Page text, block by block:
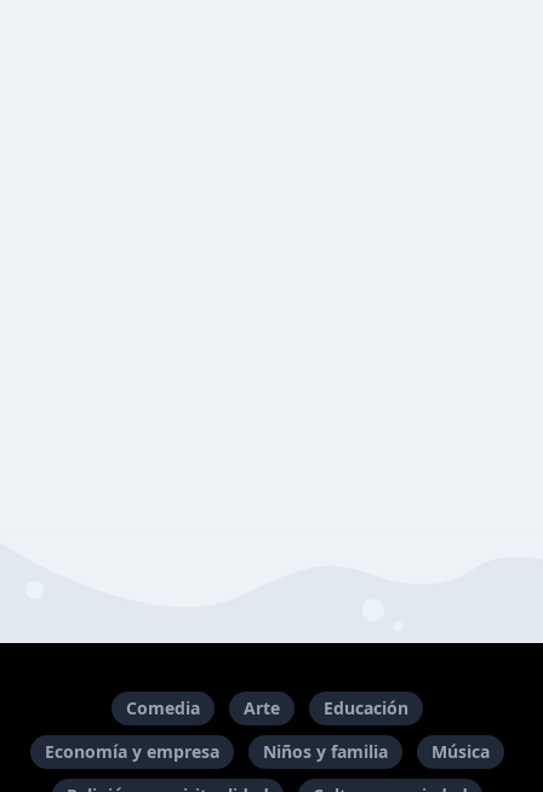
Comedia Arte
Educación
Economía y empresa
Niños y familia
Música